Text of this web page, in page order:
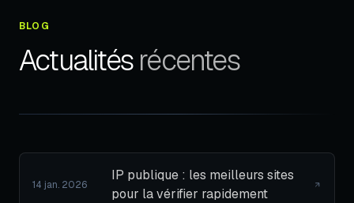
BLOG
Actualitésrécentes
14 jan. 2026
IP publique : les meilleurs sites
pour la vérifier rapidement